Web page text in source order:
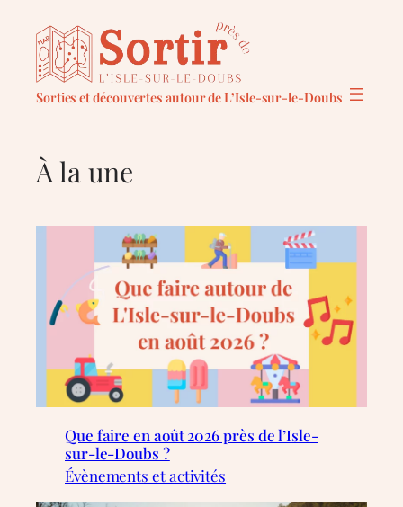
contenu
Sorties et découvertes autour de L’Isle-sur-le-Doubs
À la une
Que faire en août 2026 près de l’Isle-
sur-le-Doubs ?
Évènements et activités